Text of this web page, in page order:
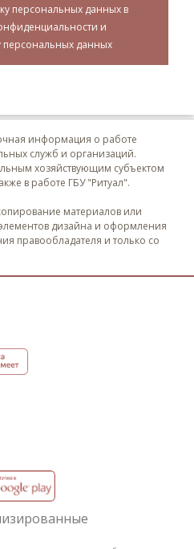
персональных данных в
и
данных
информация о работе
служб и организаций.
хозяйствующим субъектом
в работе ГБУ "Ритуал".
материалов или
дизайна и оформления
правообладателя и только со